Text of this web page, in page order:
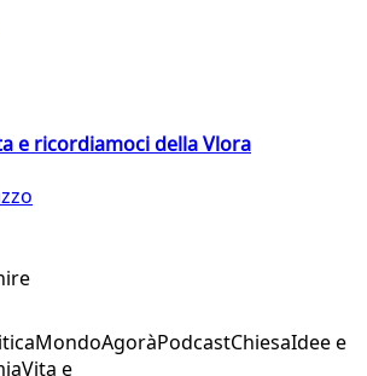
e ricordiamoci della Vlora
MondoAgoràPodcastChiesaIdee e
Vita e